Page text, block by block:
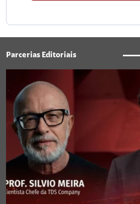
Parcerias Editoriais